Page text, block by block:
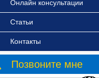
Онлайн консультации
Статьи
Контакты
Позвоните мне